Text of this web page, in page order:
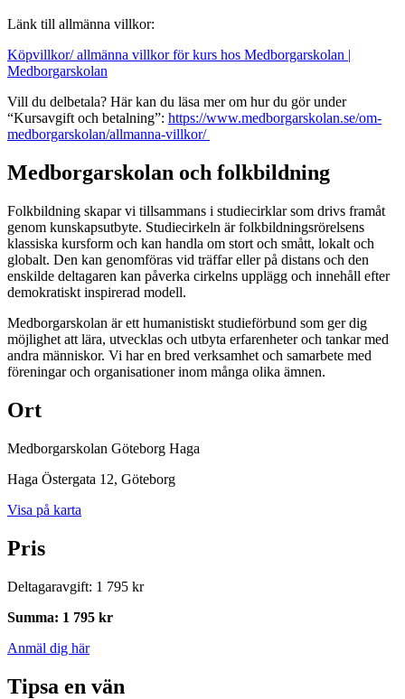
Länk till allmänna villkor:
Köpvillkor/ allmänna villkor för kurs hos Medborgarskolan |
Medborgarskolan
Vill du delbetala? Här kan du läsa mer om hur du gör under
“Kursavgift och betalning”: https://www.medborgarskolan.se/om-
medborgarskolan/allmanna-villkor/
Medborgarskolan och folkbildning
Folkbildning skapar vi tillsammans i studiecirklar som drivs framåt
genom kunskapsutbyte. Studiecirkeln är folkbildningsrörelsens
klassiska kursform och kan handla om stort och smått, lokalt och
globalt. Den kan genomföras vid träffar eller på distans och den
enskilde deltagaren kan påverka cirkelns upplägg och innehåll efter
demokratiskt inspirerad modell.
Medborgarskolan är ett humanistiskt studieförbund som ger dig
möjlighet att lära, utvecklas och utbyta erfarenheter och tankar med
andra människor. Vi har en bred verksamhet och samarbete med
föreningar och organisationer inom många olika ämnen.
Ort
Medborgarskolan Göteborg Haga
Haga Östergata 12, Göteborg
Visa på karta
Pris
Deltagaravgift: 1 795 kr
Summa: 1 795 kr
Anmäl dig här
Tipsa en vän